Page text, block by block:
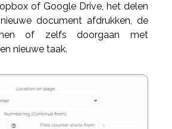
of Google Drive, het delen
document afdrukken, de
of zelfs doorgaan met
nieuwe taak.